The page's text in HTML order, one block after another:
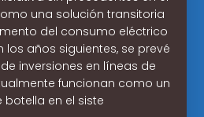
una solución transitoria
del consumo eléctrico
los años siguientes, se prevé
inversiones en líneas de
funcionan como un
botella en el siste